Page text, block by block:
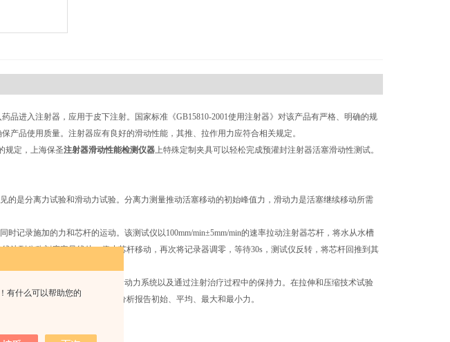
有什么可以帮助您的
品进入注射器，应用于皮下注射。国家标准《GB15810-2001使用注射器》对该产品有严格、明确的规
产品使用质量。注射器应有良好的滑动性能，其推、拉作用力应符合相关规定。
规定，上海保圣注射器滑动性能检测仪器上特殊定制夹具可以轻松完成预灌封注射器活塞滑动性测试。
的是分离力试验和滑动力试验。分离力测量推动活塞移动的初始峰值力，滑动力是活塞继续移动所需
记录施加的力和芯杆的运动。该测试仪以100mm/min±5mm/min的速率拉动注射器芯杆，将水从水槽
达到公称刻度容量线处，停止芯杆移动，再次将记录器调零，等待30s，测试仪反转，将芯杆回推到其
用于进行测定注射时的初始力、滑动力系统以及通过注射治疗过程中的保持力。在拉伸和压缩技术试验
射管，生成相关数据。可计算分析报告初始、平均、最大和最小力。